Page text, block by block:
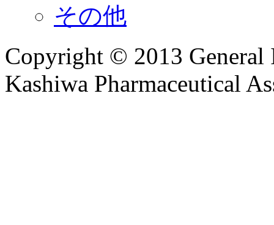
その他
Copyright © 2013 General
Kashiwa Pharmaceutical